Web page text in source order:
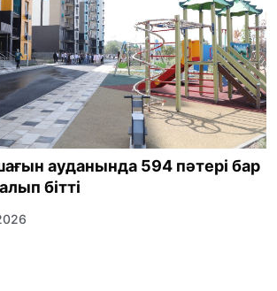
ауданында 594 пәтері бар
бітті